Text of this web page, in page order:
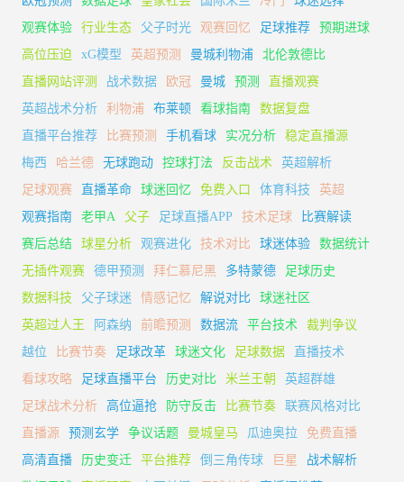
观赛体验
行业生态 父子时光 观赛回忆 足球推荐
预期进球
高位压迫
xG模型 英超预测 曼城利物浦
北伦敦德比
直播网站评测
战术数据 欧冠 曼城 预测
直播观赛
英超战术分析
利物浦 布莱顿 看球指南
数据复盘
直播平台推荐
比赛预测 手机看球 实况分析
稳定直播源
梅西
哈兰德 无球跑动 控球打法 反击战术
英超解析
足球观赛
直播革命 球迷回忆 免费入口 体育科技
英超
观赛指南
老甲A 父子 足球直播APP 技术足球
比赛解读
赛后总结
球星分析 观赛进化 技术对比 球迷体验
数据统计
无插件观赛
德甲预测 拜仁慕尼黑 多特蒙德
足球历史
数据科技
父子球迷 情感记忆 解说对比
球迷社区
英超过人王
阿森纳 前瞻预测 数据流 平台技术
裁判争议
越位
比赛节奏 足球改革 球迷文化 足球数据
直播技术
看球攻略
足球直播平台 历史对比 米兰王朝
英超群雄
足球战术分析
高位逼抢 防守反击 比赛节奏
联赛风格对比
直播源
预测玄学 争议话题 曼城皇马 瓜迪奥拉
免费直播
高清直播
历史变迁 平台推荐 倒三角传球 巨星
战术解析